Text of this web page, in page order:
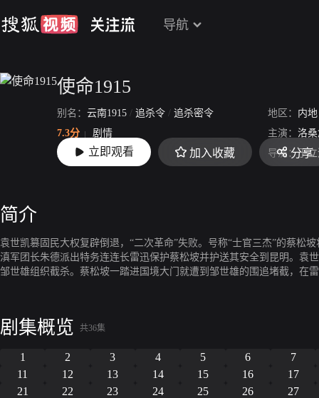
导航
使命1915
别名： 云南1915 / 追杀令 / 追杀密令 地区： 内地
7.3分
剧情 主演： 洛
上映： 2014-11-13 导演：于
立即观看 加入收藏 分享
简介
袁世凯篡固民大权复辟倒退，“二次革命”失败。号称“士官三杰”的蔡松
滇军团长朱德派出特务连连长雷迅保护蔡松坡并护送其安全到昆明。袁
邹世雄组织截杀。蔡松坡一踏进国境大门就遭到邹世雄的围追堵截，在
剧集概览 共36集
1 2 3 4 5 6
7
11
12 13 14 15 16
17
21
22 23 24 25 26
27